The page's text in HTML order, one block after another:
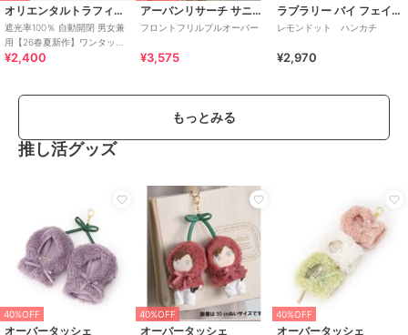
オリエンタルトラフィック
遮光率100％ 自動開閉 男女兼
用【26春夏新作】ワンタッチ
晴雨兼用 折りたたみ傘 /G-
¥2,400
アーバンリサーチ サニーレーベル
フロントフリルプルオーバー
¥3,575
ラブラリー バイ フェイラー
レモンドット ハンカチ
¥2,970
もっとみる
推し活グッズ
40%OFF
オーバータッシェ
40%OFF
オーバータッシェ
40%OFF
オーバータッシェ